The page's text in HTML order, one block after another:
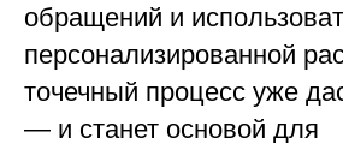
обращений и
персонализированной
точечный процесс уже
— и станет основой для